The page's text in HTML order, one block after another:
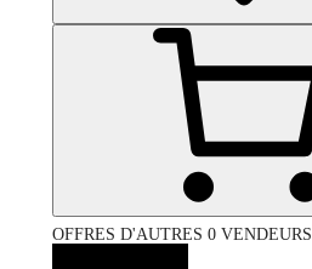
OFFRES D'AUTRES 0 VENDEURS